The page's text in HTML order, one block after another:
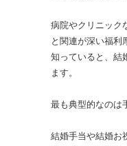
病院やクリニック
と関連が深い福利
知っていると、結
ます。
最も典型的なのは
結婚手当や結婚お